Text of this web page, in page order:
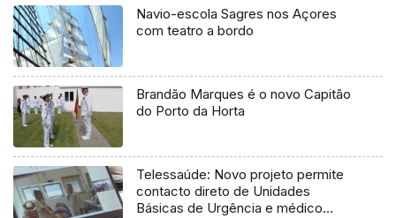
Navio-escola Sagres nos Açores
com teatro a bordo
Brandão Marques é o novo Capitão
do Porto da Horta
Telessaúde: Novo projeto permite
contacto direto de Unidades
Básicas de Urgência e médico